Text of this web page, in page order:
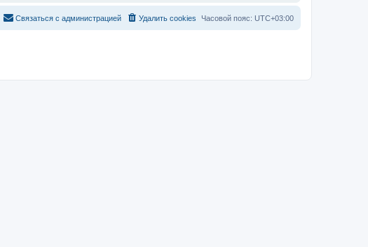
Часовой пояс: UTC+03:00
Удалить cookies
Связаться с администрацией